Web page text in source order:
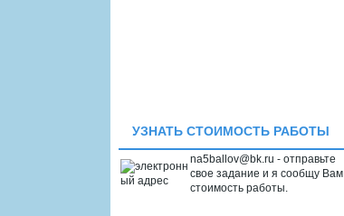
УЗНАТЬ СТОИМОСТЬ РАБОТЫ
na5ballov@bk.ru - отправьте
свое задание и я сообщу Вам
стоимость работы.